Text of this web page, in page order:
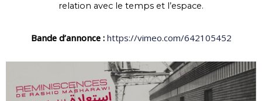
relation avec le temps et l’espace.
Bande d’annonce : https://vimeo.com/642105452